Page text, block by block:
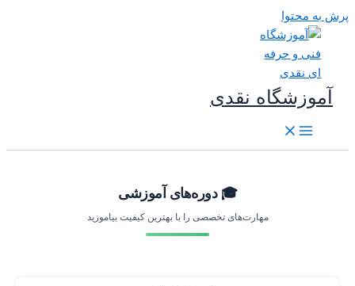
به محتوا
آموزشگاه نقدی
🎓 دوره‌های آموزشی
مهارت‌های تخصصی را با بهترین کیفیت بیاموزید